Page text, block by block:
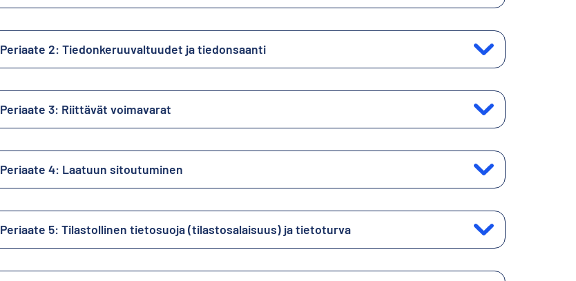
Periaate 2: Tiedonkeruuvaltuudet ja tiedonsaanti
Periaate 3: Riittävät voimavarat
Periaate 4: Laatuun sitoutuminen
Periaate 5: Tilastollinen tietosuoja (tilastosalaisuus) ja tietoturva